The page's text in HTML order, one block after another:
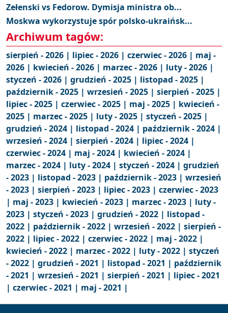
Zełenski vs Fedorow. Dymisja ministra ob...
Moskwa wykorzystuje spór polsko-ukraińsk...
Archiwum tagów:
sierpień - 2026 | lipiec - 2026 | czerwiec - 2026 | maj -
2026 | kwiecień - 2026 | marzec - 2026 | luty - 2026 |
styczeń - 2026 | grudzień - 2025 | listopad - 2025 |
październik - 2025 | wrzesień - 2025 | sierpień - 2025 |
lipiec - 2025 | czerwiec - 2025 | maj - 2025 | kwiecień -
2025 | marzec - 2025 | luty - 2025 | styczeń - 2025 |
grudzień - 2024 | listopad - 2024 | październik - 2024 |
wrzesień - 2024 | sierpień - 2024 | lipiec - 2024 |
czerwiec - 2024 | maj - 2024 | kwiecień - 2024 |
marzec - 2024 | luty - 2024 | styczeń - 2024 | grudzień
- 2023 | listopad - 2023 | październik - 2023 | wrzesień
- 2023 | sierpień - 2023 | lipiec - 2023 | czerwiec - 2023
| maj - 2023 | kwiecień - 2023 | marzec - 2023 | luty -
2023 | styczeń - 2023 | grudzień - 2022 | listopad -
2022 | październik - 2022 | wrzesień - 2022 | sierpień -
2022 | lipiec - 2022 | czerwiec - 2022 | maj - 2022 |
kwiecień - 2022 | marzec - 2022 | luty - 2022 | styczeń
- 2022 | grudzień - 2021 | listopad - 2021 | październik
- 2021 | wrzesień - 2021 | sierpień - 2021 | lipiec - 2021
| czerwiec - 2021 | maj - 2021 |